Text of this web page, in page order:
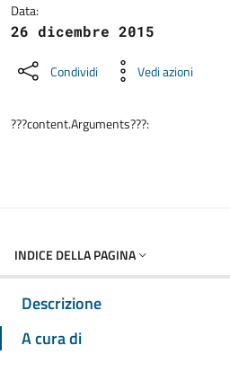
Data:
26 dicembre 2015
Condividi Vedi azioni
???content.Arguments???:
INDICE DELLA PAGINA
Descrizione
A cura di